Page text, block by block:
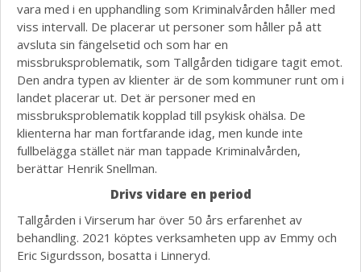
vara med i en upphandling som Kriminalvården håller med
viss intervall. De placerar ut personer som håller på att
avsluta sin fängelsetid och som har en
missbruksproblematik, som Tallgården tidigare tagit emot.
Den andra typen av klienter är de som kommuner runt om i
landet placerar ut. Det är personer med en
missbruksproblematik kopplad till psykisk ohälsa. De
klienterna har man fortfarande idag, men kunde inte
fullbelägga stället när man tappade Kriminalvården,
berättar Henrik Snellman.
Drivs vidare en period
Tallgården i Virserum har över 50 års erfarenhet av
behandling. 2021 köptes verksamheten upp av Emmy och
Eric Sigurdsson, bosatta i Linneryd.